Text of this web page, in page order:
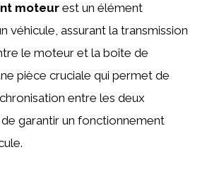
moteur est un élément
véhicule, assurant la transmission
le moteur et la boîte de
pièce cruciale qui permet de
entre les deux
garantir un fonctionnement